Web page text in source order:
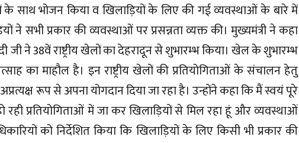
के साथ भोजन किया व खिलाड़ियों के लिए की गई व्यवस्थाओं के बारे में
ने सभी प्रकार की व्यवस्थाओं पर प्रसन्नता व्यक्त की। मुख्यमंत्री ने कहा
जी ने 38वें राष्ट्रीय खेलों का देहरादून से शुभारम्भ किया। खेल के शुभारम्भ
का माहौल है। इन राष्ट्रीय खेलों की प्रतियोगिताओं के संचालन हेतु
रूप से अपना योगदान दिया जा रहा है। उन्होंने कहा कि मैं स्वयं पूरे
रही प्रतियोगिताओं में जा कर खिलाड़ियों से मिल रहा हूं और व्यवस्थाओं
को निर्देशित किया कि खिलाड़ियों के लिए किसी भी प्रकार की